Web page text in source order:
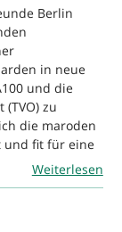
Berlin
in neue
und die
zu
die maroden
und fit für eine
Weiterlesen